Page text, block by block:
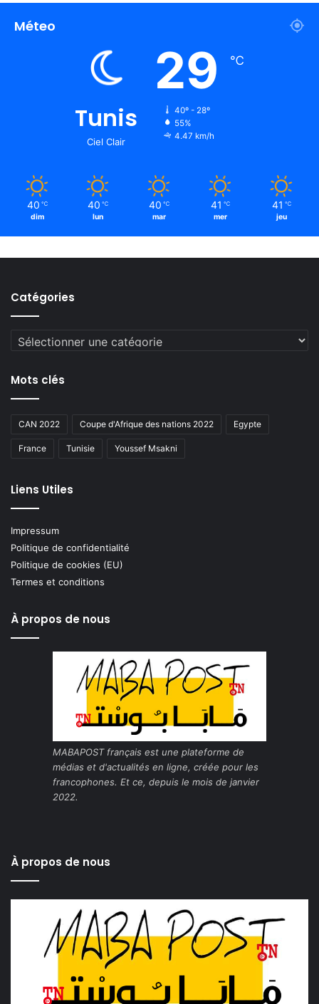
Méteo
Tunis
Ciel Clair
29 ℃
40º - 28º
55%
4.47 km/h
40 ℃
dim
40 ℃
lun
40 ℃
mar
41 ℃
mer
41 ℃
jeu
Catégories
Catégories
Mots clés
CAN 2022 Coupe d'Afrique des nations 2022 Egypte
France Tunisie Youssef Msakni
Liens Utiles
Impressum
Politique de confidentialité
Politique de cookies (EU)
Termes et conditions
À propos de nous
MABAPOST français est une plateforme de
médias et d'actualités en ligne, créée pour les
francophones. Et ce, depuis le mois de janvier
2022.
À propos de nous